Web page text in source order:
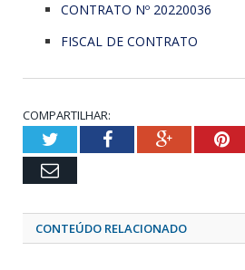
CONTRATO Nº 20220036
FISCAL DE CONTRATO
COMPARTILHAR:
TwitterFacebookGoogle+
Email
CONTEÚDO RELACIONADO